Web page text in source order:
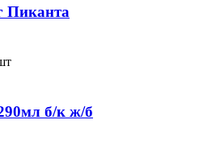
Пиканта
б/к ж/б